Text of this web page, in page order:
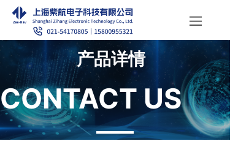
产品详情
CONTACT US